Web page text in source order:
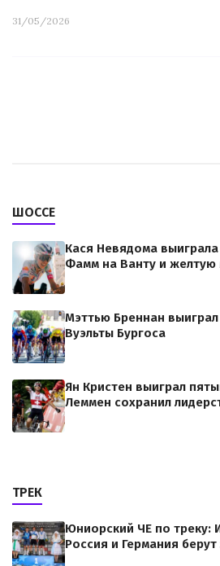
31/05/2026
ШОССЕ
Кася Невядома
Фамм на Ванту и желтую
Мэттью Бреннан
Вуэльты Бургоса
Ян Кристен выиграл
Леммен сохранил
ТРЕК
Юниорский ЧЕ по треку:
Россия и Германия берут